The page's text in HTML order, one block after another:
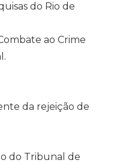
do Rio de
ao Crime
da rejeição de
do Tribunal de